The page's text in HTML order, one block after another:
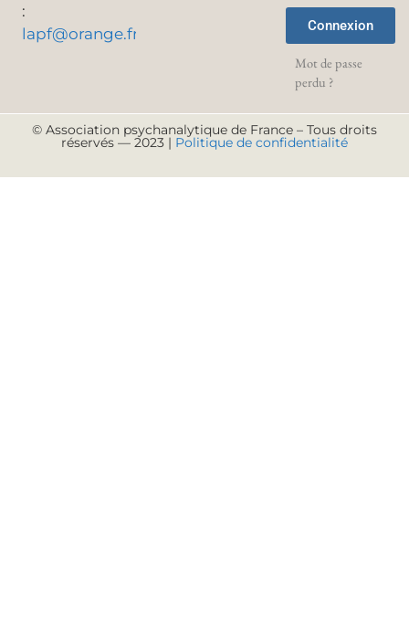
:
lapf@orange.fr
Connexion
Mot de passe
perdu ?
© Association psychanalytique de France – Tous droits
réservés — 2023 | Politique de confidentialité